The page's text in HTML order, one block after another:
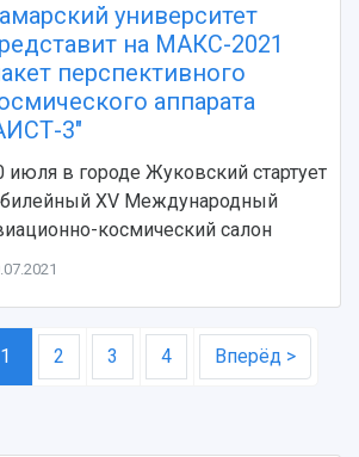
университет
на МАКС-2021
перспективного
аппарата
3"
июля в городе Жуковский стартует
XV Международный
космический салон
1 2 3 4 Вперёд >